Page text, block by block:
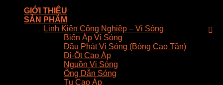
GIỚI THIỆU
SẢN PHẨM
Linh Kiện Công Nghiệp – Vi Sóng
Biến Áp Vi Sóng
Đầu Phát Vi Sóng (Bóng Cao Tần)
Đi-Ốt Cao Áp
Nguồn Vi Sóng
Ống Dẫn Sóng
Tụ Cao Áp